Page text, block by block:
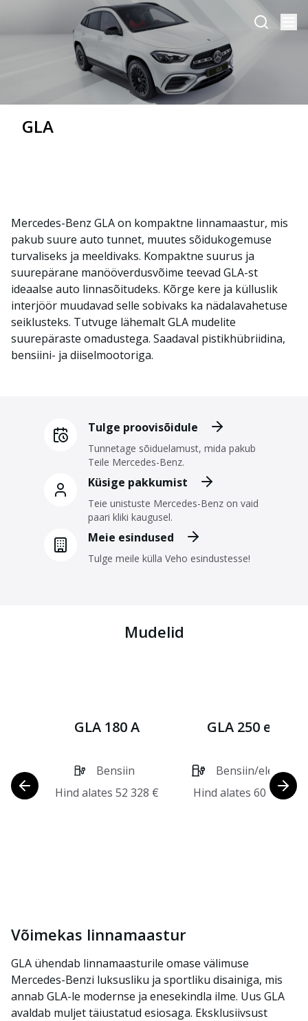
GLA
Mercedes-Benz GLA on kompaktne linnamaastur, mis
pakub suure auto tunnet, muutes sõidukogemuse
turvaliseks ja meeldivaks. Kompaktne suurus ja
suurepärane manööverdusvõime teevad GLA-st
ideaalse auto linnasõitudeks. Kõrge kere ja külluslik
interjöör muudavad selle sobivaks ka nädalavahetuse
seiklusteks. Tutvuge lähemalt GLA mudelite
suurepäraste omadustega. Saadaval pistikhübriidina,
bensiini- ja diiselmootoriga.
Tulge proovisõidule
Tunnetage sõiduelamust, mida pakub
Teile Mercedes-Benz.
Küsige pakkumist
Teie unistuste Mercedes-Benz on vaid
paari kliki kaugusel.
Meie esindused
Tulge meile külla Veho esindustesse!
Mudelid
GLA 180 A
Bensiin
Hind alates 52 328 €
GLA 250 e A
Bensiin/elekter
Hind alates 60 264 €
Võimekas linnamaastur
GLA ühendab linnamaasturile omase välimuse
Mercedes-Benzi luksusliku ja sportliku disainiga, mis
annab GLA-le modernse ja enesekindla ilme. Uus GLA
avaldab muljet täiustatud esiosaga. Eksklusiivsust